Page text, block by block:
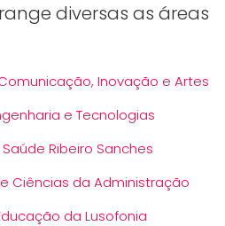
diversas as áreas
Inovação e Artes
e Tecnologias
Saúde Ribeiro Sanches
Ciências da Administração
da Lusofonia